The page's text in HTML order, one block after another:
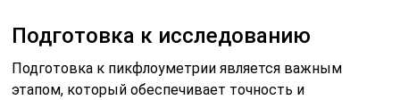
Подготовка к исследованию
Подготовка к пикфлоуметрии является важным
этапом, который обеспечивает точность и